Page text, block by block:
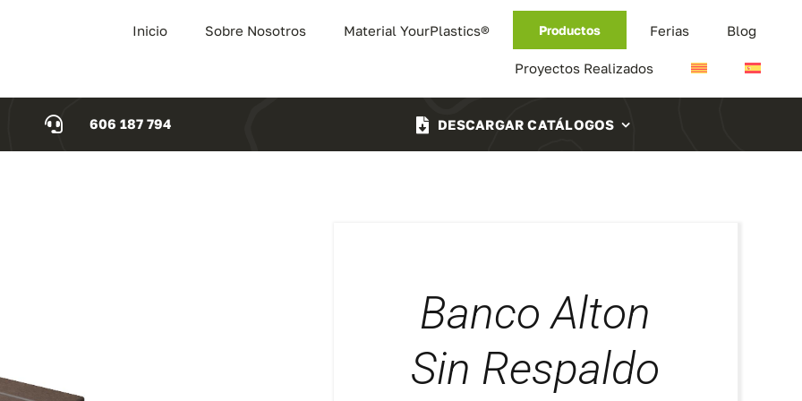
Inicio Sobre Nosotros Material YourPlastics® Productos Ferias Blog
Proyectos Realizados
606 187 794 DESCARGAR CATÁLOGOS
Banco Alton
Sin Respaldo